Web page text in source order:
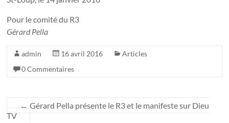
Pour le comité du R3
Gérard Pella
admin 16 avril 2016
Articles
0 Commentaires
← Gérard Pella présente le R3 et le manifeste sur Dieu
TV